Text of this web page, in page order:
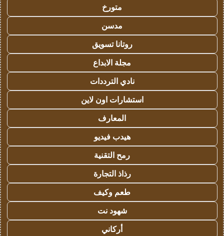
متورخ
مدسن
روتانا تسويق
مجلة الابداع
نادي الترددات
استشارات اون لاين
المعارف
هيدب فيديو
رمح التقنية
رذاذ التجارة
طعم وكيف
شهود نت
أركاني